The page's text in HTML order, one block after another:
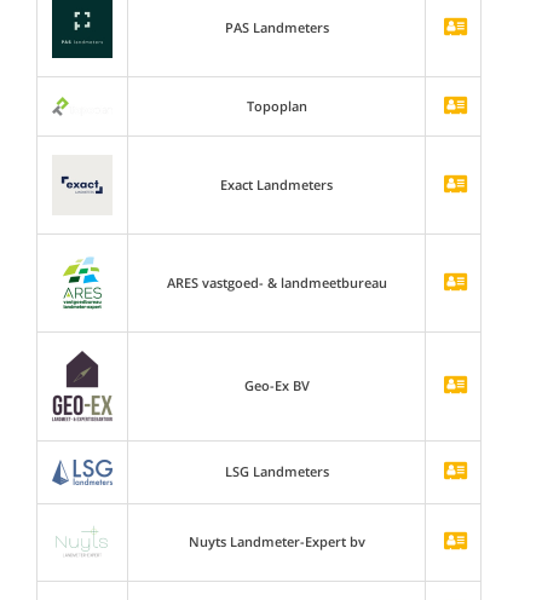
PAS Landmeters
Topoplan
Exact Landmeters
ARES vastgoed- & landmeetbureau
Geo-Ex BV
LSG Landmeters
Nuyts Landmeter-Expert bv